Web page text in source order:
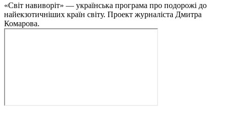
«Світ навиворіт» — українська програма про подорожі до
найекзотичніших країн світу. Проект журналіста Дмитра
Комарова.